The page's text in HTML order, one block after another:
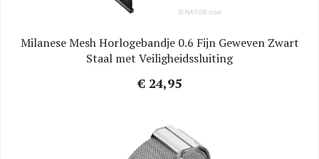
Milanese Mesh Horlogebandje 0.6 Fijn Geweven Zwart
Staal met Veiligheidssluiting
€ 24,95